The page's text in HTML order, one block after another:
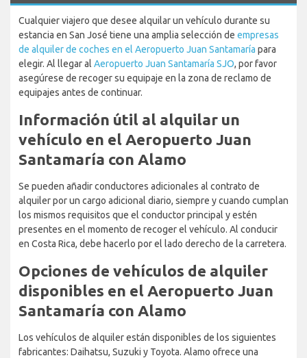
Cualquier viajero que desee alquilar un vehículo durante su
estancia en San José tiene una amplia selección de empresas
de alquiler de coches en el Aeropuerto Juan Santamaría para
elegir. Al llegar al Aeropuerto Juan Santamaría SJO, por favor
asegúrese de recoger su equipaje en la zona de reclamo de
equipajes antes de continuar.
Información útil al alquilar un
vehículo en el Aeropuerto Juan
Santamaría con Alamo
Se pueden añadir conductores adicionales al contrato de
alquiler por un cargo adicional diario, siempre y cuando cumplan
los mismos requisitos que el conductor principal y estén
presentes en el momento de recoger el vehículo. Al conducir
en Costa Rica, debe hacerlo por el lado derecho de la carretera.
Opciones de vehículos de alquiler
disponibles en el Aeropuerto Juan
Santamaría con Alamo
Los vehículos de alquiler están disponibles de los siguientes
fabricantes: Daihatsu, Suzuki y Toyota. Alamo ofrece una